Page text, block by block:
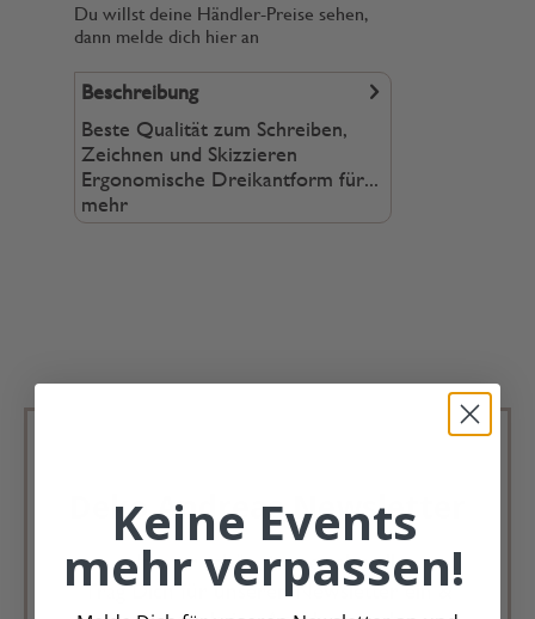
Du willst deine Händler-Preise sehen,
dann melde dich hier an
Beschreibung
Beste Qualität zum Schreiben,
Zeichnen und Skizzieren
Ergonomische Dreikantform für...
mehr
Deko Andreas Newsletter
Immer schön, immer aktuell.
Trag Dich für unseren Newsletter ein &
Keine Events
mehr verpassen!